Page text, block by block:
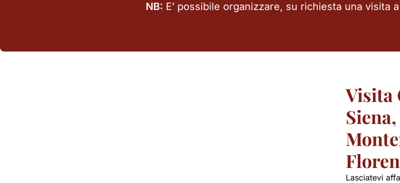
NB: E’ possibile organizzare, su richiesta una visita
Visita
Lasciatevi